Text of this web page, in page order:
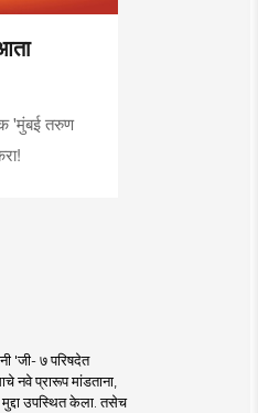
'मुंबई तरुण
'जी- ७ परिषदेत
नवे प्रारूप मांडताना,
मुद्दा उपस्थित केला. तसेच